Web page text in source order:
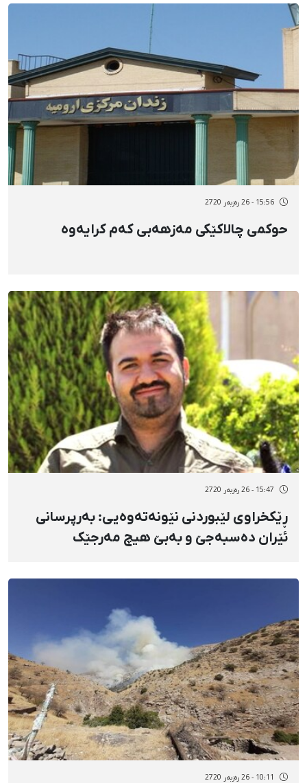
15:56 - 26 رەزبەر 2720
حوکمی چالاکێکی مەزهەبی کەم کرایەوە
15:47 - 26 رەزبەر 2720
ڕێکخراوی لێبوردنی نێونەتەوەیی: بەرپرسانی
ئێران دەسبەجێ و بەبێ هیچ مەرجێک
10:11 - 26 رەزبەر 2720